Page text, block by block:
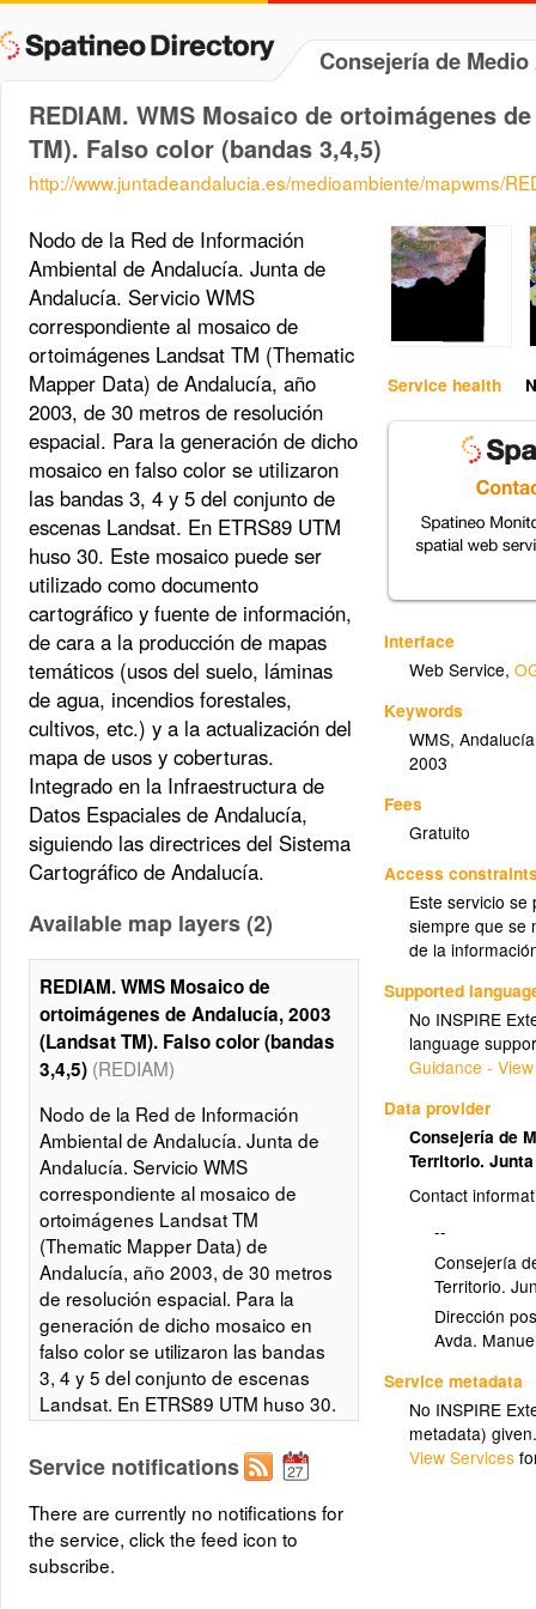
Consejería de
REDIAM. WMS Mosaico de ortoimágenes
TM). Falso color (bandas 3,4,5)
http://www.juntadeandalucia.es/medioambiente/mapwms/
Service health
Interface
Web Service,
Keywords
WMS,Andalucía
2003
Fees
Gratuito
Access
Este servicio
siempre que se
de la
Supported
No INSPIRE
language
Guidance -
Data provider
Consejería de
Territorio.
Contact
--
Consejería
Territorio.
Dirección
Avda.
Service metadata
No INSPIRE
metadata)
View Services
Nodo de la Red de Información
Ambiental de Andalucía. Junta de
Andalucía. Servicio WMS
correspondiente al mosaico de
ortoimágenes Landsat TM (Thematic
Mapper Data) de Andalucía, año
2003, de 30 metros de resolución
espacial. Para la generación de dicho
mosaico en falso color se utilizaron
las bandas 3, 4 y 5 del conjunto de
escenas Landsat. En ETRS89 UTM
huso 30. Este mosaico puede ser
utilizado como documento
cartográfico y fuente de información,
de cara a la producción de mapas
temáticos (usos del suelo, láminas
de agua, incendios forestales,
cultivos, etc.) y a la actualización del
mapa de usos y coberturas.
Integrado en la Infraestructura de
Datos Espaciales de Andalucía,
siguiendo las directrices del Sistema
Cartográfico de Andalucía.
Available map layers (2)
REDIAM. WMS Mosaico de
ortoimágenes de Andalucía, 2003
(Landsat TM). Falso color (bandas
3,4,5) (REDIAM)
Nodo de la Red de Información
Ambiental de Andalucía. Junta de
Andalucía. Servicio WMS
correspondiente al mosaico de
ortoimágenes Landsat TM
(Thematic Mapper Data) de
Andalucía, año 2003, de 30 metros
de resolución espacial. Para la
generación de dicho mosaico en
falso color se utilizaron las bandas
3, 4 y 5 del conjunto de escenas
Landsat. En ETRS89 UTM huso 30.
Este mosaico puede ser utilizado
como documento cartográfico y
fuente de información, de cara a la
producción de mapas temáticos
(usos del suelo, láminas de agua,
incendios forestales, cultivos, etc.) y
Service notifications
There are currently no notifications for
the service, click the feed icon to
subscribe.